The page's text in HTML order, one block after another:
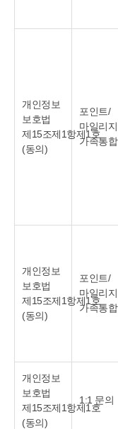
개인정보
보호법
제15조제1항제1호
(동의)
포인트/
마일리지
가족통합
개인정보
보호법
제15조제1항제1호
(동의)
포인트/
마일리지
가족통합
개인정보
보호법
제15조제1항제1호
(동의)
1:1 문의